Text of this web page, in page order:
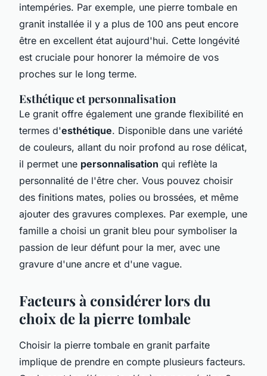
intempéries. Par exemple, une pierre tombale en
granit installée il y a plus de 100 ans peut encore
être en excellent état aujourd'hui. Cette longévité
est cruciale pour honorer la mémoire de vos
proches sur le long terme.
Esthétique et personnalisation
Le granit offre également une grande flexibilité en
termes d'esthétique. Disponible dans une variété
de couleurs, allant du noir profond au rose délicat,
il permet une personnalisation qui reflète la
personnalité de l'être cher. Vous pouvez choisir
des finitions mates, polies ou brossées, et même
ajouter des gravures complexes. Par exemple, une
famille a choisi un granit bleu pour symboliser la
passion de leur défunt pour la mer, avec une
gravure d'une ancre et d'une vague.
Facteurs à considérer lors du
choix de la pierre tombale
Choisir la pierre tombale en granit parfaite
implique de prendre en compte plusieurs facteurs.